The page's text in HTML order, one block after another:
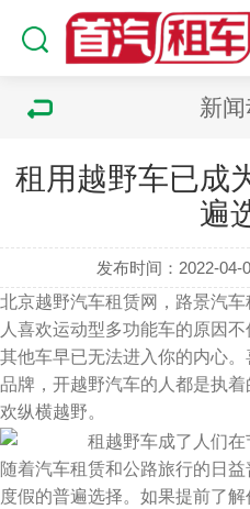
新
租用越野车已成
遍
发布时间：2022-04-
北京越野汽车租赁网，路景汽
人喜欢运动型多功能车的原因
其他车早已无法进入你的内心
品牌，开越野汽车的人都是执
欢纵横越野。
随着汽车租赁和公路旅行的日
度假的普遍选择。如果提前了